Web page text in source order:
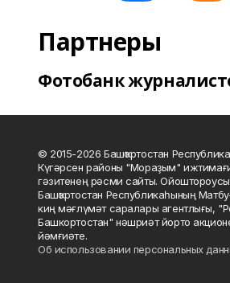
Партнеры
Фотобанк
© 2015-2026 Башҡортостан
Күгәрсен районы "Мораҙым"
гәзитенең рәсми сайты.
Башҡортостан Республикаһының
киң мәғлүмәт саралары агентлығы,
Башкортостан" нәшриәт йорто
йәмғиәте.
Об использовании персональных